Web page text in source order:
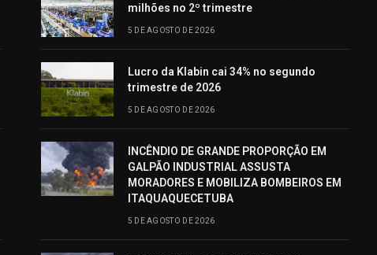
milhões no 2º trimestre
5 DE AGOSTO DE 2026
Lucro da Klabin cai 34% no segundo
trimestre de 2026
5 DE AGOSTO DE 2026
INCÊNDIO DE GRANDE PROPORÇÃO EM
GALPÃO INDUSTRIAL ASSUSTA
MORADORES E MOBILIZA BOMBEIROS EM
ITAQUAQUECETUBA
5 DE AGOSTO DE 2026